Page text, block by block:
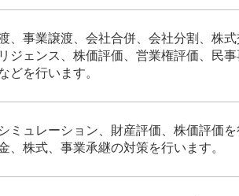
、事業譲渡、会社合併、会社分割、株
ジェンス、株価評価、営業権評価、民
どを行います。
ミュレーション、財産評価、株価評価
、株式、事業承継の対策を行います。